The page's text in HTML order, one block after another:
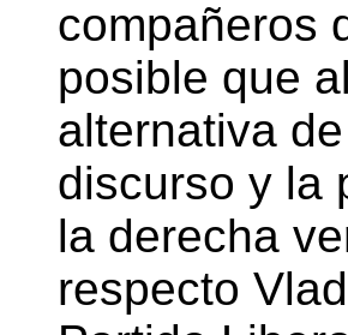
compañeros
posible que
alternativa
discurso y la
la derecha
respecto